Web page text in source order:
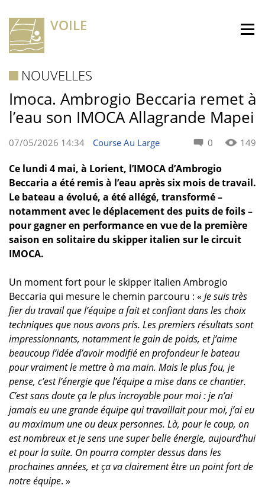
VOILE
NOUVELLES
Imoca. Ambrogio Beccaria remet à
l’eau son IMOCA Allagrande Mapei
0 149
07/05/2026 14:34 Course Au Large
Ce lundi 4 mai, à Lorient, l’IMOCA d’Ambrogio
Beccaria a été remis à l’eau après six mois de travail.
Le bateau a évolué, a été allégé, transformé –
notamment avec le déplacement des puits de foils –
pour gagner en performance en vue de la première
saison en solitaire du skipper italien sur le circuit
IMOCA.
Un moment fort pour le skipper italien Ambrogio
Beccaria qui mesure le chemin parcouru : « Je suis très
fier du travail que l’équipe a fait et confiant dans les choix
techniques que nous avons pris. Les premiers résultats sont
impressionnants, notamment le gain de poids, et j’aime
beaucoup l’idée d’avoir modifié en profondeur le bateau
pour vraiment le mettre à ma main. Mais le plus fou, je
pense, c’est l’énergie que l’équipe a mise dans ce chantier.
C’est sans doute ça le plus incroyable pour moi : je n’ai
jamais eu une grande équipe qui travaillait pour moi, j’ai eu
au maximum une ou deux personnes. Là, pour le coup, on
est nombreux et je sens une super belle énergie, aujourd’hui
et pour la suite. On pourra compter dessus dans les
prochaines années, et ça va clairement être un point fort de
notre équipe. »